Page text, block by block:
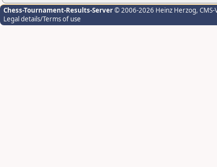
Chess-Tournament-Results-Server© 2006-2026 Heinz Herzog,
Legal details/Terms of use